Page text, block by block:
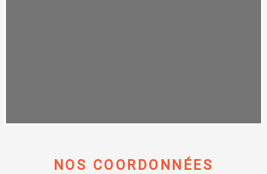
NOS COORDONNÉES